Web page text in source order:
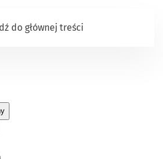
do głównej treści